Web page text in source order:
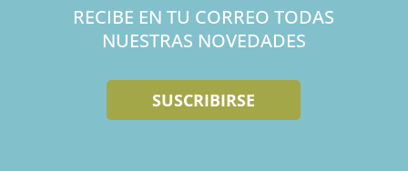
RECIBE EN TU CORREO TODAS
NUESTRAS NOVEDADES
SUSCRIBIRSE